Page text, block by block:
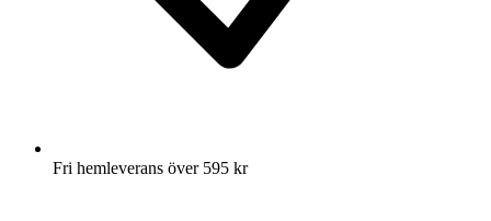
Fri hemleverans över 595 kr